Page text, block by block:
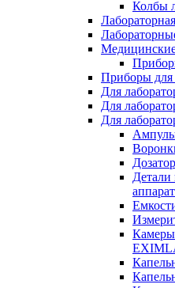
Колбы
Приборы для
Для
Для
Для
Детали
Камеры